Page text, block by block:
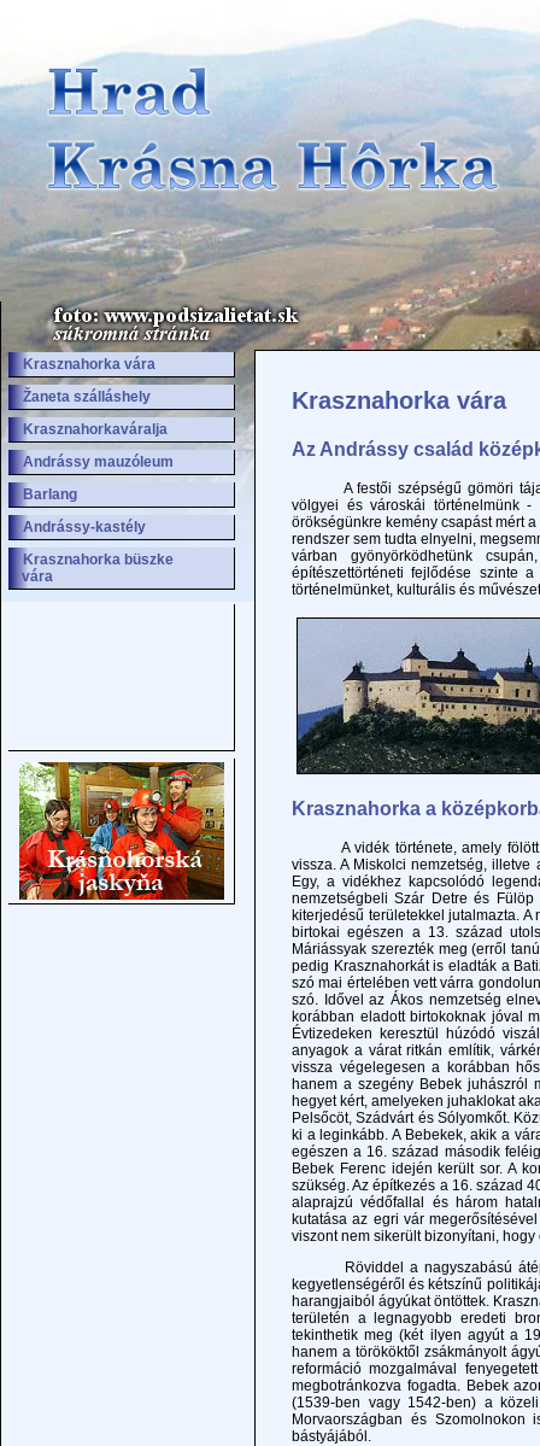
Krasznahorka vára
Žaneta szálláshely
Krasznahorkaváralja
Andrássy mauzóleum
Barlang
Andrássy-kastély
Krasznahorka büszke
vára
Krasznahorka vára
Az Andrássy család
A festői szépségű gömöri tájat
völgyei és városkái történelmünk
örökségünkre kemény csapást mért
rendszer sem tudta elnyelni,
várban gyönyörködhetünk
építészettörténeti fejlődése szinte
történelmünket, kulturális és
Krasznahorka a
A vidék története, amely fölött
vissza. A Miskolci nemzetség,
Egy, a vidékhez kapcsolódó
nemzetségbeli Szár Detre és
kiterjedésű területekkel jutalmazta.
birtokai egészen a 13. század
Máriássyak szerezték meg (erről
pedig Krasznahorkát is eladták a
szó mai értelében vett várra
szó. Idővel az Ákos nemzetség
korábban eladott birtokoknak jóval
Évtizedeken keresztül húzódó
anyagok a várat ritkán említik,
vissza végelegesen a korábban
hanem a szegény Bebek juhászról
hegyet kért, amelyeken juhaklokat
Pelsőcöt, Szádvárt és Sólyomkőt.
ki a leginkább. A Bebekek, akik a
egészen a 16. század második
Bebek Ferenc idején került sor. A
szükség. Az építkezés a 16. század
alaprajzú védőfallal és három
kutatása az egri vár
viszont nem sikerült bizonyítani,
Röviddel a nagyszabású
kegyetlenségéről és kétszínű
harangjaiból ágyúkat öntöttek.
területén a legnagyobb eredeti
tekinthetik meg (két ilyen agyút a
hanem a törököktől zsákmányolt
reformáció mozgalmával
megbotránkozva fogadta. Bebek
(1539-ben vagy 1542-ben) a
Morvaországban és
bástyájából.